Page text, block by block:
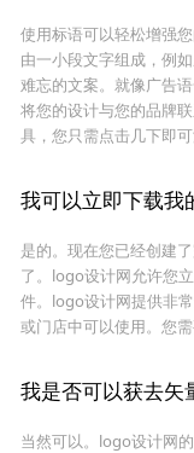
使用标语可以轻松增强
由一小段文字组成，例
难忘的文案。就像广告
将您的设计与您的品牌
具，您只需点击几下即
我可以立即下载我
是的。现在您已经创建
了。logo设计网允许您
件。logo设计网提供非
或门店中可以使用。您
我是否可以获去矢
当然可以。logo设计网